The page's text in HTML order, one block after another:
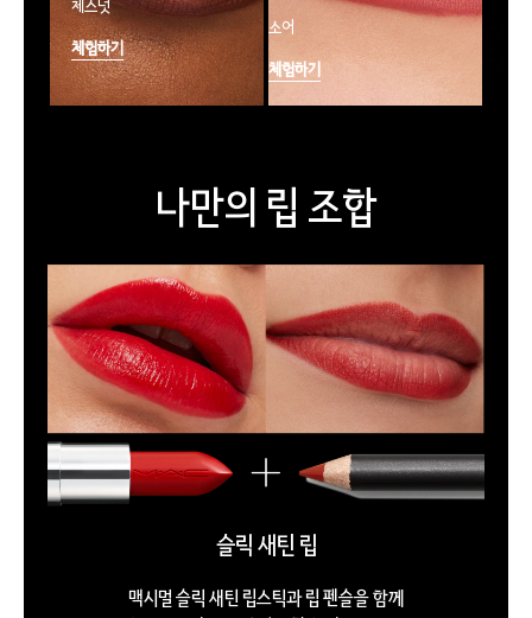
체스넛
체험하기
소어
체험하기
나만의 립 조합
슬릭 새틴 립
맥시멀 슬릭 새틴 립스틱과 립 펜슬을 함께